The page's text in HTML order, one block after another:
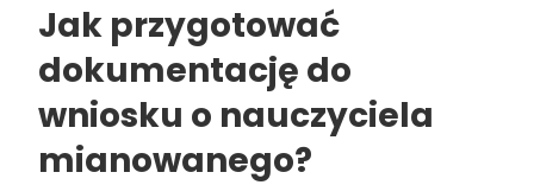
Jak przygotować
dokumentację do
wniosku o nauczyciela
mianowanego?